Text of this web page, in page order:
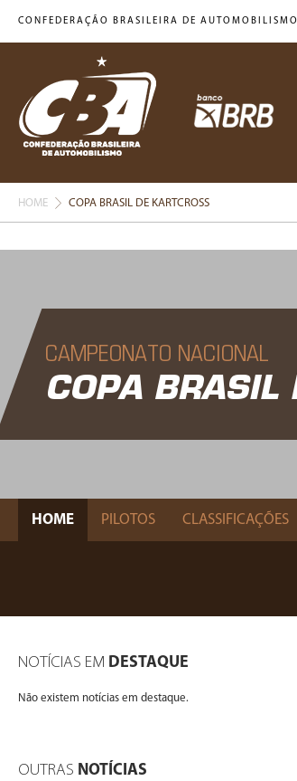
CONFEDERAÇÃO BRASILEIRA DE AUTOMOBILISMO
HOME COPA BRASIL DE KARTCROSS
CAMPEONATO NACIONAL
COPA BRASIL
HOME PILOTOS CLASSIFICAÇÕES
NOTÍCIAS EM DESTAQUE
Não existem notícias em destaque.
OUTRAS NOTÍCIAS